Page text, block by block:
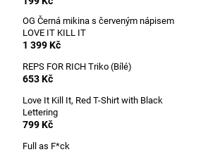
OG Černá mikina s červeným nápisem
LOVE IT KILL IT
1 399 Kč
REPS FOR RICH Triko (Bílé)
653 Kč
Love It Kill It, Red T-Shirt with Black
Lettering
799 Kč
Full as F*ck